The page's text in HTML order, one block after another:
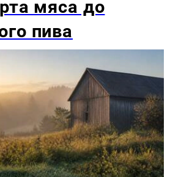
мяса до
пива